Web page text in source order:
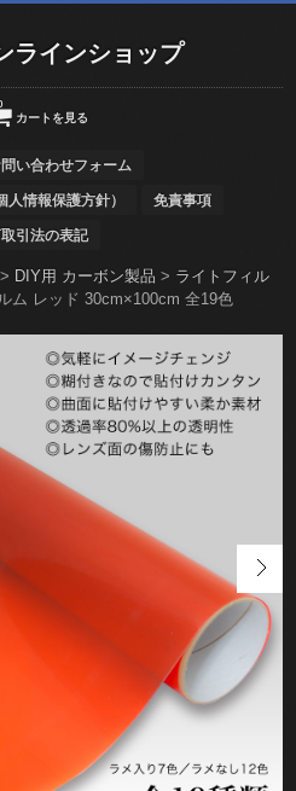
インショップ
カートを見る
い合わせフォーム
情報保護方針） 免責事項
引法の表記
> DIY用 カーボン製品 > ライトフィル
ム レッド 30cm×100cm 全19色